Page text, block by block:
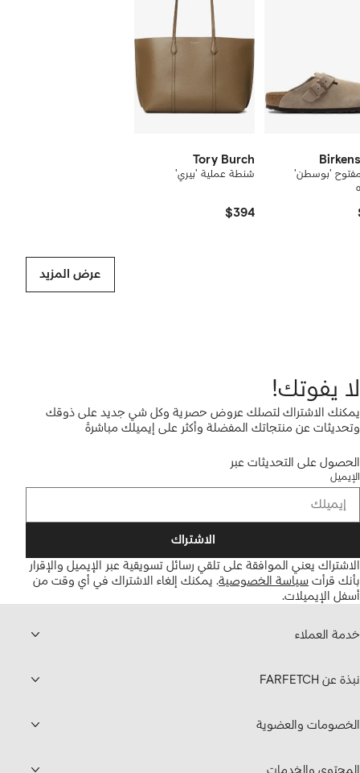
'بوسطن'
Tory Burch
شنطة عملية 'بيري'
$394
عرض المزيد
لا يفوتك!
يمكنك الاشتراك لتصلك عروض حصرية وكل شي جديد على ذوقك
وتحديثات عن منتجاتك المفضلة وأكثر على إيميلك مباشرةً
الحصول على التحديثات عبر
الإيميل
الاشتراك
الاشتراك يعني الموافقة على تلقي رسائل تسويقية عبر الإيميل والإقرار
بأنك قرأت سياسة الخصوصية. يمكنك إلغاء الاشتراك في أي وقت من
أسفل الإيميلات.
خدمة العملاء
نبذة عن FARFETCH
الخصومات والعضوية
المحتوى والخدمات